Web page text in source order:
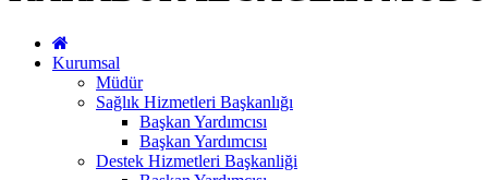
Kurumsal
Müdür
Sağlık Hizmetleri Başkanlığı
Başkan Yardımcısı
Başkan Yardımcısı
Destek Hizmetleri Başkanliği